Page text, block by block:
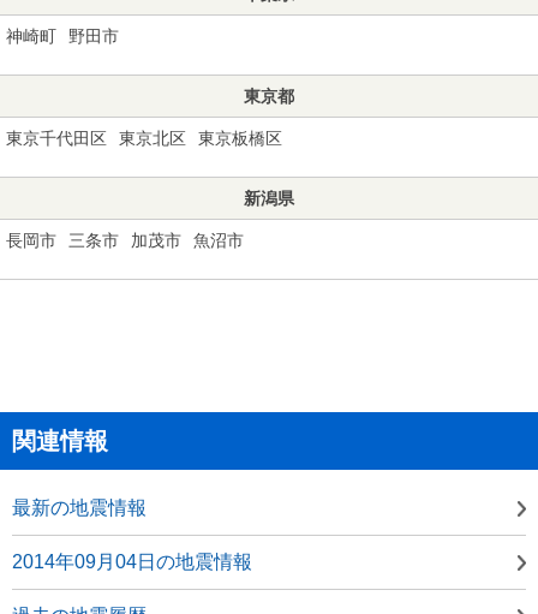
神崎町 野田市
東京都
東京千代田区 東京北区 東京板橋区
新潟県
長岡市 三条市 加茂市 魚沼市
関連情報
最新の地震情報
2014年09月04日の地震情報